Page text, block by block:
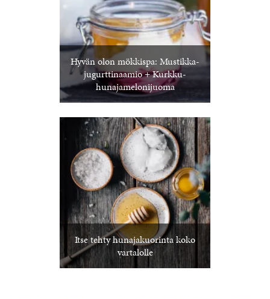
Hyvän olon mökkispa: Mustikka-
jugurttinaamio + Kurkku-
hunajamelonijuoma
Itse tehty hunajakuorinta koko
vartalolle